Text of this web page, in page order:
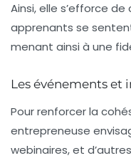
Ainsi, elle s’efforce
apprenants se
menant ainsi à une
Les événements
Pour renforcer la
entrepreneuse
webinaires, et